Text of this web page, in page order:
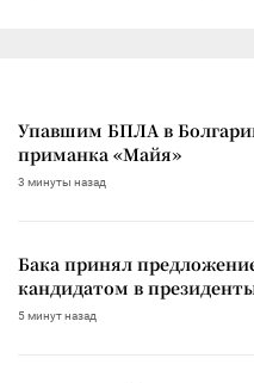
Упавшим БПЛА в
приманка «Майя»
3 минуты назад
Бака принял
кандидатом в
5 минут назад